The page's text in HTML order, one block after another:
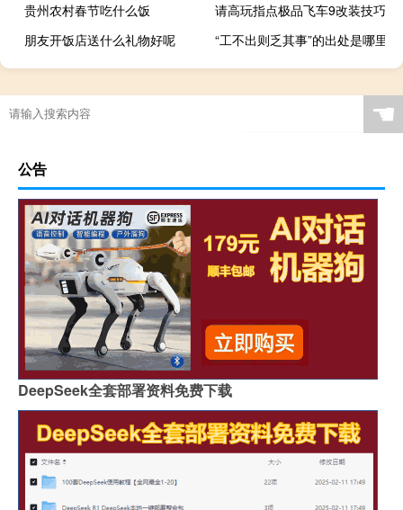
贵州农村春节吃什么饭
请高玩指点极品飞车9改装技巧
朋友开饭店送什么礼物好呢
“工不出则乏其事”的出处是哪里
☚
公告
DeepSeek全套部署资料免费下载